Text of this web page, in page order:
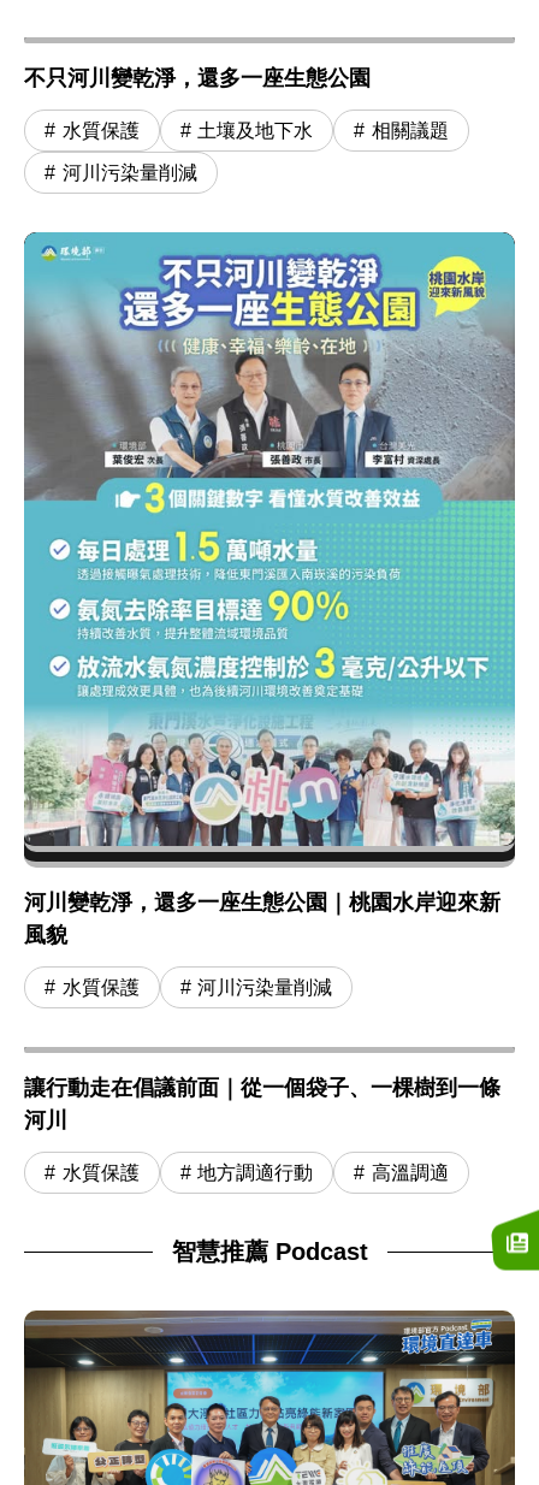
不只河川變乾淨，還多一座生態公園
水質保護 土壤及地下水 相關議題
河川污染量削減
河川變乾淨，還多一座生態公園｜桃園水岸迎來新
風貌
水質保護 河川污染量削減
讓行動走在倡議前面｜從一個袋子、一棵樹到一條
河川
水質保護 地方調適行動 高溫調適
智慧推薦 Podcast